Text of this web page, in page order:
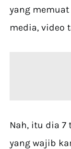
yang
media, video
Nah, itu dia
yang wajib